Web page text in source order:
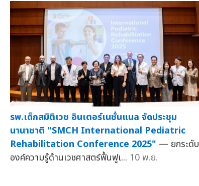
รพ.เด็กสมิติเวช อินเตอร์เนชั่นแนล จัดประชุม
นานาชาติ "SMCH International Pediatric
Rehabilitation Conference 2025" — ยกระดับ
องค์ความรู้ด้านเวชศาสตร์ฟื้นฟูเ... 10 พ.ย.